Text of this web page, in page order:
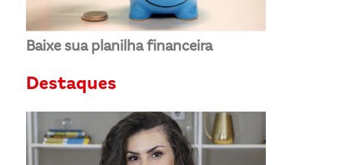
Baixe sua planilha financeira
Destaques